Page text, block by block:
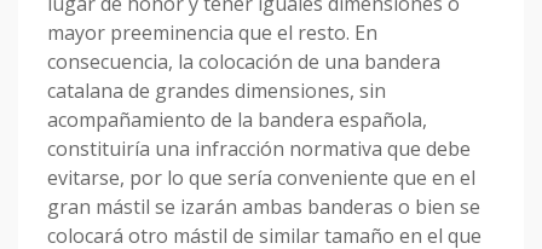
mayor preeminencia que el resto. En
consecuencia, la colocación de una bandera
catalana de grandes dimensiones, sin
acompañamiento de la bandera española,
constituiría una infracción normativa que debe
evitarse, por lo que sería conveniente que en el
gran mástil se izarán ambas banderas o bien se
colocará otro mástil de similar tamaño en el que